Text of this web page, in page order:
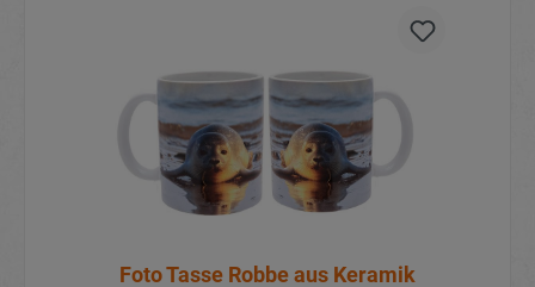
Foto Tasse Robbe aus Keramik